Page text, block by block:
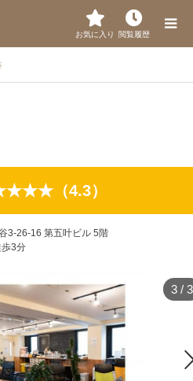
お気に入り 閲覧履歴
（4.3）
3-26-16 第五叶ビル 5階
歩3分
3 / 3